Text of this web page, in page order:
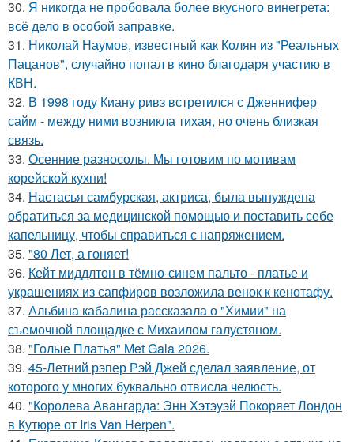
30. Я никогда не пробовала более вкусного винегрета:
всё дело в особой заправке.
31. Николай Наумов, известный как Колян из "Реальных
Пацанов", случайно попал в кино благодаря участию в
КВН.
32. В 1998 году Киану ривз встретился с Дженнифер
сайм - между ними возникла тихая, но очень близкая
связь.
33. Осенние разносолы. Мы готовим по мотивам
корейской кухни!
34. Настасья самбурская, актриса, была вынуждена
обратиться за медицинской помощью и поставить себе
капельницу, чтобы справиться с напряжением.
35. "80 Лет, а гоняет!
36. Кейт миддлтон в тёмно-синем пальто - платье и
украшениях из сапфиров возложила венок к кенотафу.
37. Альбина кабалина рассказала о "Химии" на
съемочной площадке с Михаилом галустяном.
38. "Голые Платья" Met Gala 2026.
39. 45-Летний рэпер Рэй Джей сделал заявление, от
которого у многих буквально отвисла челюсть.
40. "Королева Авангарда: Энн Хэтэуэй Покоряет Лондон
в Кутюре от Iris Van Herpen".